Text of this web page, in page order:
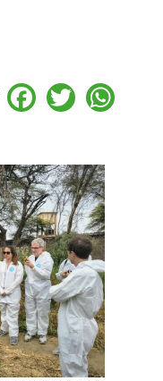
Facebook
Twitter